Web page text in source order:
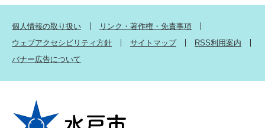
個人情報の取り扱い
リンク・著作権・免責事項
ウェブアクセシビリティ方針
サイトマップ
RSS利用案内
バナー広告について